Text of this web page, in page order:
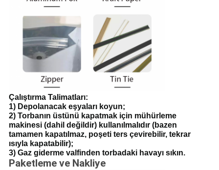
Çalıştırma Talimatları:
1) Depolanacak eşyaları koyun;
2) Torbanın üstünü kapatmak için mühürleme
makinesi (dahil değildir) kullanılmalıdır (bazen
tamamen kapatılmaz, poşeti ters çevirebilir, tekrar
ısıyla kapatabilir);
3) Gaz giderme valfinden torbadaki havayı sıkın.
Paketleme ve Nakliye